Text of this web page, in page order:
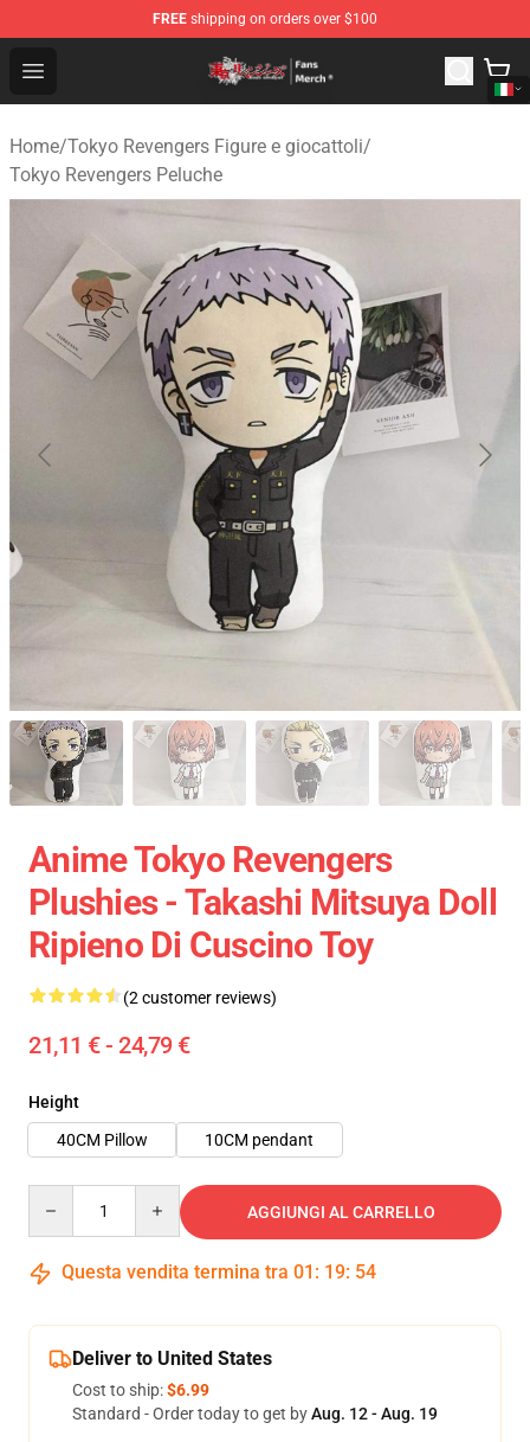
FREE shipping on orders over $100
Open menu
Tokyo Revengers Store - Official Tokyo Revengers
Home/Tokyo Revengers Figure e giocattoli/
Tokyo Revengers Peluche
Anime Tokyo Revengers
Plushies - Takashi Mitsuya Doll
Ripieno Di Cuscino Toy
(2 customer reviews)
21,11 € - 24,79 €
Height
40CM Pillow
10CM pendant
AGGIUNGI AL CARRELLO
Questa vendita termina tra 01 : 19: 54
Deliver to United States
Cost to ship:$6.99
Standard - Order today to get byAug. 12 - Aug. 19